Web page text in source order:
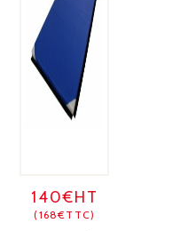
140€HT
(168€TTC)